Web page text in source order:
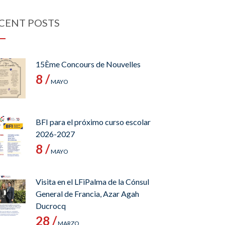
POSTS
15Ème Concours de Nouvelles
8 /MAYO
BFI para el próximo curso escolar
2026-2027
8 /MAYO
Visita en el LFiPalma de la Cónsul
General de Francia, Azar Agah
Ducrocq
28 /MARZO